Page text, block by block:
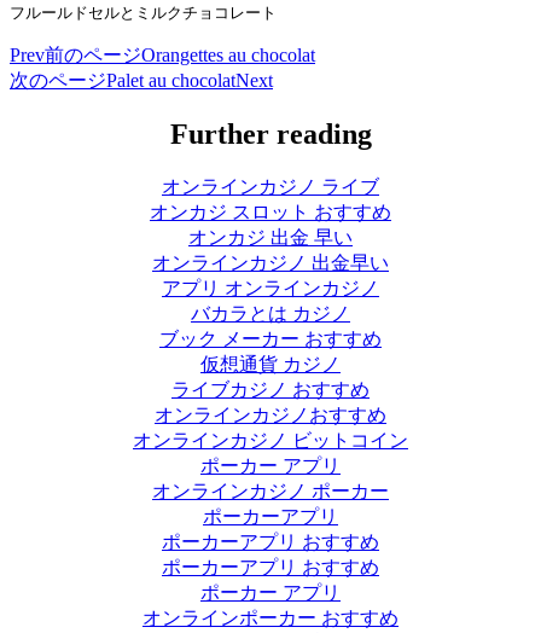
フルールドセルとミルクチョコレート
Prev前のページOrangettes au chocolat
次のページPalet au chocolatNext
Further reading
オンラインカジノ ライブ
オンカジ スロット おすすめ
オンカジ 出金 早い
オンラインカジノ 出金早い
アプリ オンラインカジノ
バカラとは カジノ
ブック メーカー おすすめ
仮想通貨 カジノ
ライブカジノ おすすめ
オンラインカジノおすすめ
オンラインカジノ ビットコイン
ポーカー アプリ
オンラインカジノ ポーカー
ポーカーアプリ
ポーカーアプリ おすすめ
ポーカーアプリ おすすめ
ポーカー アプリ
オンラインポーカー おすすめ